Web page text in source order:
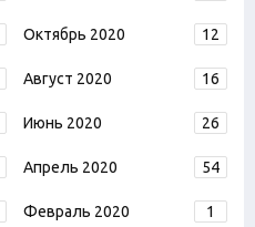
Октябрь 2020 12
Август 2020 16
Июнь 2020 26
Апрель 2020 54
Февраль 2020 1